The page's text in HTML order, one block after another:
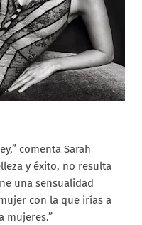
comenta Sarah
y éxito, no resulta
una sensualidad
con la que irías a
mujeres.”